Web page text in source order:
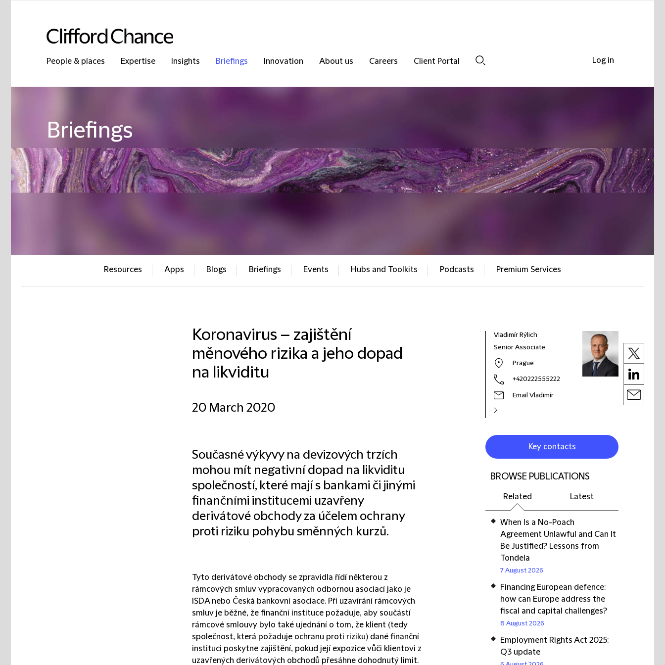
People & places Expertise Insights Briefings Innovation About us Careers
Client Portal
Briefings
Resources Apps Blogs Briefings Events Hubs and Toolkits Podcasts Premium Services
Koronavirus – zajištění
měnového rizika a jeho dopad
na likviditu
20 March 2020
Současné výkyvy na devizových trzích
mohou mít negativní dopad na likviditu
společností, které mají s bankami či jinými
finančními institucemi uzavřeny
derivátové obchody za účelem ochrany
proti riziku pohybu směnných kurzů.
Tyto derivátové obchody se zpravidla řídí některou z
rámcových smluv vypracovaných odbornou asociací jako je
ISDA nebo Česká bankovní asociace. Při uzavírání rámcových
smluv je běžné, že finanční instituce požaduje, aby součástí
rámcové smlouvy bylo také ujednání o tom, že klient (tedy
společnost, která požaduje ochranu proti riziku) dané finanční
instituci poskytne zajištění, pokud její expozice vůči klientovi z
uzavřených derivátových obchodů přesáhne dohodnutý limit.
Vladimír Rýlich
Senior Associate
Prague
+420222555222
Email Vladimír
Key contacts
BROWSE PUBLICATIONS
Related Latest
When Is a No-Poach
Agreement Unlawful and Can It
Be Justified? Lessons from
Tondela
7 August 2026
Financing European defence:
how can Europe address the
fiscal and capital challenges?
8 August 2026
Employment Rights Act 2025:
Q3 update
Log in